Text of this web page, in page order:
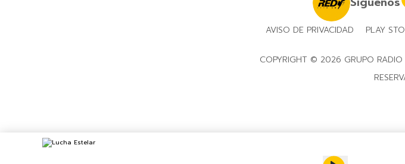
AVISO DE PRIVACIDAD PLAY
COPYRIGHT © 2026 GRUPO RADIO